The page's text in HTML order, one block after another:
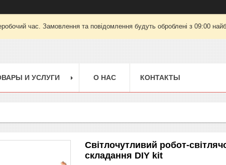
час. Замовлення та повідомлення будуть оброблені з 09:00
И УСЛУГИ О НАС КОНТАКТЫ
Світлочутливий робот-
складання DIY kit